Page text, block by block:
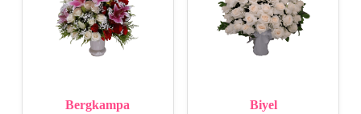
Bergkampa Biyel